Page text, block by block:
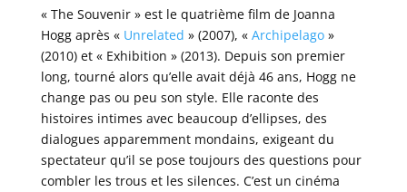
« The Souvenir » est le quatrième film de Joanna
Hogg après « Unrelated » (2007), « Archipelago»
(2010) et « Exhibition » (2013). Depuis son premier
long, tourné alors qu’elle avait déjà 46 ans, Hogg ne
change pas ou peu son style. Elle raconte des
histoires intimes avec beaucoup d’ellipses, des
dialogues apparemment mondains, exigeant du
spectateur qu’il se pose toujours des questions pour
combler les trous et les silences. C’est un cinéma